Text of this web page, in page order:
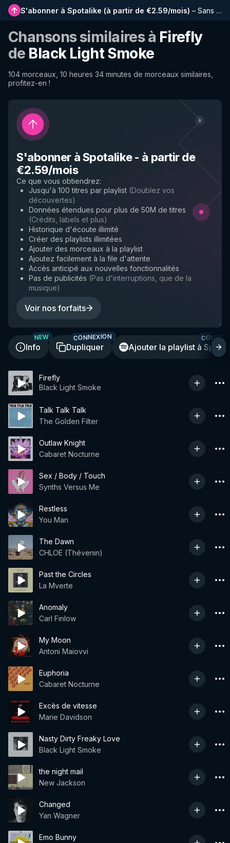
S'abonner à Spotalike (à partir de €2.59/mois) – Sans publicité, playlists plus longues, historique complet et accès anticipé aux nouvelles fonctionnalités
Chansons similaires à Firefly
de Black Light Smoke
104 morceaux, 10 heures 34 minutes de morceaux similaires,
profitez-en !
S'abonner à Spotalike- à partir de
€2.59/mois
Ce que vous obtiendrez:
Jusqu'à 100 titres par playlist (Doublez vos
découvertes)
Données étendues pour plus de 50M de titres
(Crédits, labels et plus)
Historique d'écoute illimité
Créer des playlists illimitées
Ajouter des morceaux à la playlist
Ajoutez facilement à la file d'attente
Accès anticipé aux nouvelles fonctionnalités
Pas de publicités (Pas d'interruptions, que de la
musique)
Voir nos forfaits
Info
NEW
Dupliquer
CONNEXION
Ajouter la playlist à
Firefly
Black Light Smoke
Talk Talk Talk
The Golden Filter
Outlaw Knight
Cabaret Nocturne
Sex / Body / Touch
Synths Versus Me
Restless
You Man
The Dawn
CHLOE (Thévenin)
Past the Circles
La Mverte
Anomaly
Carl Finlow
My Moon
Antoni Maiovvi
Euphoria
Cabaret Nocturne
Excès de vitesse
Marie Davidson
Nasty Dirty Freaky Love
Black Light Smoke
the night mail
New Jackson
Changed
Yan Wagner
Emo Bunny